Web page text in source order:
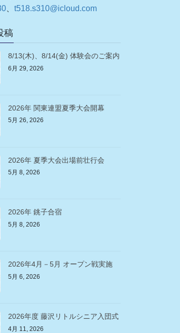
、t518.s310@icloud.com
稿
8/13(木)、8/14(金) 体験会のご案内
6月 29, 2026
2026年 関東連盟夏季大会開幕
5月 26, 2026
2026年 夏季大会出場前壮行会
5月 8, 2026
2026年 銚子合宿
5月 8, 2026
2026年4月－5月 オープン戦実施
5月 6, 2026
2026年度 藤沢リトルシニア入団式
4月 11, 2026